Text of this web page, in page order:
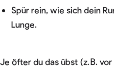
Spür rein, wie sich dein
Lunge.
Je öfter du das übst (z. B.